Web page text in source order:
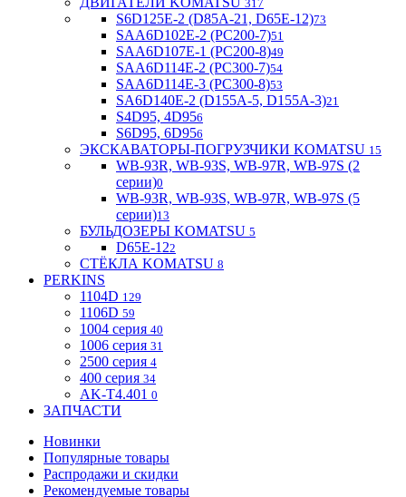
317
S6D125E-2 (D85A-21, D65E-12)73
SAA6D102E-2 (PC200-7)51
SAA6D107E-1 (PC200-8)49
SAA6D114E-2 (PC300-7)54
SAA6D114E-3 (PC300-8)53
SA6D140E-2 (D155A-5, D155A-3)21
S4D95, 4D956
S6D95, 6D956
ЭКСКАВАТОРЫ-ПОГРУЗЧИКИ KOMATSU 15
WB-93R, WB-93S, WB-97R, WB-97S (2
серии)0
WB-93R, WB-93S, WB-97R, WB-97S (5
серии)13
БУЛЬДОЗЕРЫ KOMATSU 5
D65E-122
СТЁКЛА KOMATSU 8
PERKINS
1104D 129
1106D 59
1004 серия 40
1006 серия 31
2500 серия 4
400 серия 34
AK-T4.401 0
ЗАПЧАСТИ
Новинки
Популярные товары
Распродажи и скидки
Рекомендуемые товары